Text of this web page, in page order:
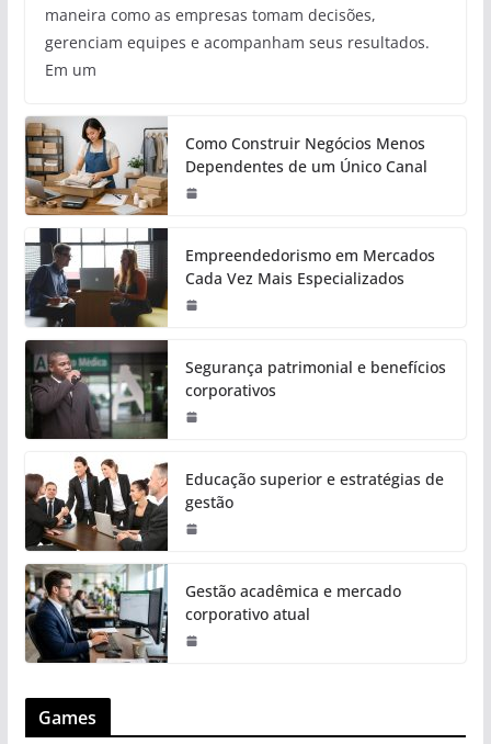
maneira como as empresas tomam decisões,
gerenciam equipes e acompanham seus resultados.
Em um
Como Construir Negócios Menos
Dependentes de um Único Canal
Empreendedorismo em Mercados
Cada Vez Mais Especializados
Segurança patrimonial e benefícios
corporativos
Educação superior e estratégias de
gestão
Gestão acadêmica e mercado
corporativo atual
Games